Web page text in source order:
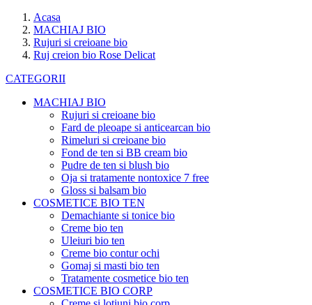
Acasa
MACHIAJ BIO
Rujuri si creioane bio
Ruj creion bio Rose Delicat
CATEGORII
MACHIAJ BIO
Rujuri si creioane bio
Fard de pleoape si anticearcan bio
Rimeluri si creioane bio
Fond de ten si BB cream bio
Pudre de ten si blush bio
Oja si tratamente nontoxice 7 free
Gloss si balsam bio
COSMETICE BIO TEN
Demachiante si tonice bio
Creme bio ten
Uleiuri bio ten
Creme bio contur ochi
Gomaj si masti bio ten
Tratamente cosmetice bio ten
COSMETICE BIO CORP